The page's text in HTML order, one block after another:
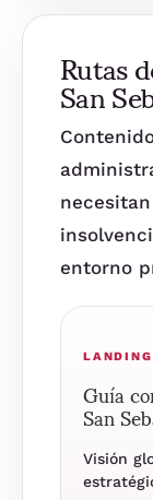
Rutas
San
entorno
Guía
San
Visión